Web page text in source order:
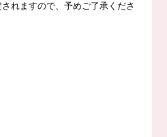
れますので、予めご了承くださ